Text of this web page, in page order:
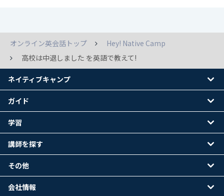
オンライン英会話トップ
Hey! Native Camp
高校は中退しました を英語で教えて!
ネイティブキャンプ
ガイド
学習
講師を探す
その他
会社情報